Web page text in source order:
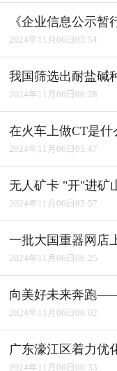
2024年11月06日05:54
我国筛选出耐盐碱
2024年11月06日06:28
2024年11月06日05:47
无人矿卡 "开"进矿
2024年11月06日05:57
一批大国重器网店
2024年11月06日06:25
向美好未来奔跑
2024年11月06日06:02
2024年11月06日06:33